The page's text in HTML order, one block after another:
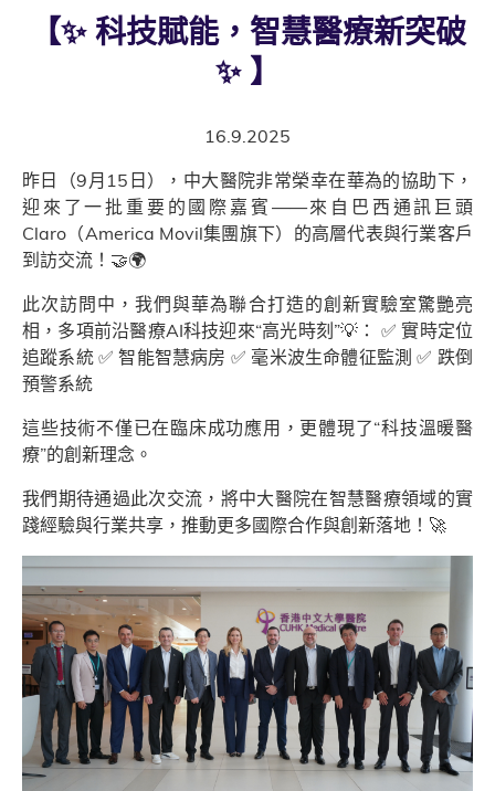
【✨ 科技賦能，智慧醫療新突破
✨ 】
16.9.2025
昨日（9月15日），中大醫院非常榮幸在華為的協助下，
迎來了一批重要的國際嘉賓——來自巴西通訊巨頭
Claro（America Movil集團旗下）的高層代表與行業客戶
到訪交流！🤝🌍
此次訪問中，我們與華為聯合打造的創新實驗室驚艷亮
相，多項前沿醫療AI科技迎來“高光時刻”💡： ✅ 實時定位
追蹤系統 ✅ 智能智慧病房 ✅ 毫米波生命體征監測 ✅ 跌倒
預警系統
這些技術不僅已在臨床成功應用，更體現了“科技溫暖醫
療”的創新理念。
我們期待通過此次交流，將中大醫院在智慧醫療領域的實
踐經驗與行業共享，推動更多國際合作與創新落地！🚀